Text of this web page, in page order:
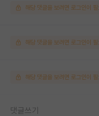
해당 댓글을 보려면 로그인이
해당 댓글을 보려면 로그인이
해당 댓글을 보려면 로그인이
댓글쓰기